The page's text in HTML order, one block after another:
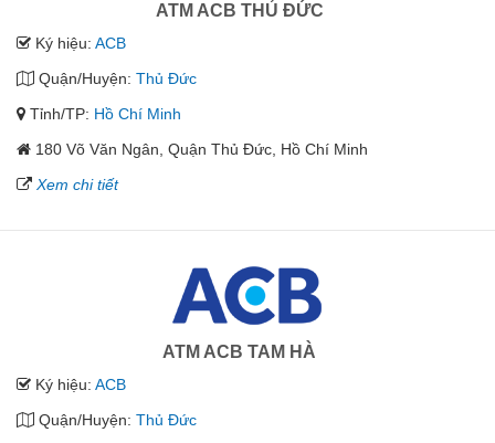
ATM ACB THỦ ĐỨC
Ký hiệu: ACB
Quận/Huyện: Thủ Đức
Tỉnh/TP: Hồ Chí Minh
180 Võ Văn Ngân, Quận Thủ Đức, Hồ Chí Minh
Xem chi tiết
ATM ACB TAM HÀ
Ký hiệu: ACB
Quận/Huyện: Thủ Đức